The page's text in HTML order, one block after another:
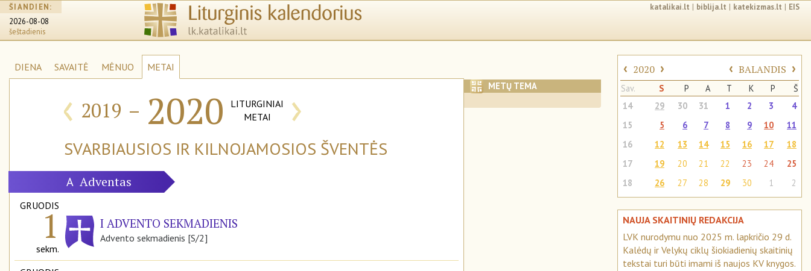
ŠIANDIEN:
2026-08-08
šeštadienis
katalikai.lt | biblija.lt | katekizmas.lt | EIS
DIENA SAVAITĖ MĖNUO METAI
‹ 2019 – 2020
LITURGINIAI
METAI
›
SVARBIAUSIOS IR KILNOJAMOSIOS ŠVENTĖS
A Adventas
GRUODIS
1
sekm.
I ADVENTO SEKMADIENIS
Advento sekmadienis [S/2]
METŲ TEMA
‹ 2020 › ‹ BALANDIS ›
Sav. S P A T K P
Š
14
29 30 31 1 2 3
4
15
5 6 7 8 9 10
11
16
12 13 14 15 16 17
18
17
19 20 21 22 23 24
25
18
26 27 28 29 30 1 2
NAUJA SKAITINIŲ REDAKCIJA
LVK nurodymu nuo 2025 m. lapkričio 29 d.
Kalėdų ir Velykų ciklų šiokiadienių skaitinių
tekstai turi būti imami iš naujos KV knygos.